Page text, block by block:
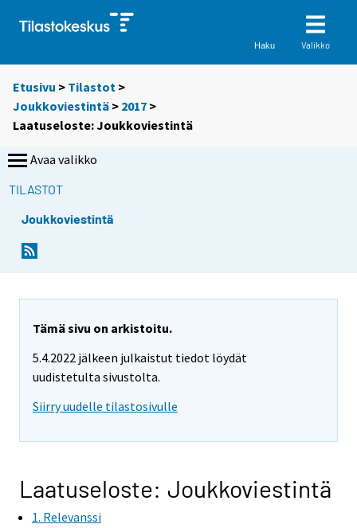
Haku Valikko
Etusivu > Tilastot >
Joukkoviestintä > 2017 >
Laatuseloste: Joukkoviestintä
Avaa valikko
TILASTOT
Joukkoviestintä
Tämä sivu on arkistoitu.
5.4.2022 jälkeen julkaistut tiedot löydät
uudistetulta sivustolta.
Siirry uudelle tilastosivulle
Laatuseloste: Joukkoviestintä
1. Relevanssi